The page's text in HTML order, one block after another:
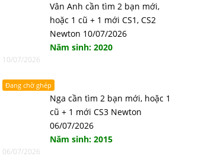
Vân Anh cần tìm 2 bạn mới,
hoặc 1 cũ + 1 mới CS1, CS2
Newton 10/07/2026
Năm sinh: 2020
10/07/2026
Đang chờ ghép
Nga cần tìm 2 bạn mới, hoặc 1
cũ + 1 mới CS3 Newton
06/07/2026
Năm sinh: 2015
06/07/2026